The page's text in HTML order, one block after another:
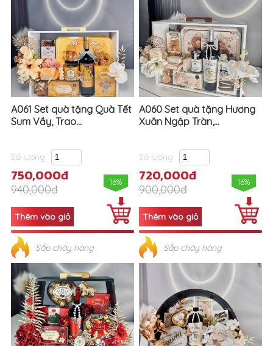
A061 Set quà tặng Quà Tết
Sum Vầy, Trao...
Số lượng
750,000đ
940,000đ
16%
Sắp cháy hàng
A060 Set quà tặng Hương
Xuân Ngập Tràn,...
Số lượng
720,000đ
900,000đ
16%
Sắp cháy hàng